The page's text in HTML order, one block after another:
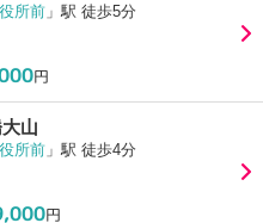
所前 」駅 徒歩5分
円
山
所前 」駅 徒歩4分
円